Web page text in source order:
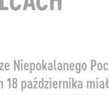
Niepokalanego
18 października